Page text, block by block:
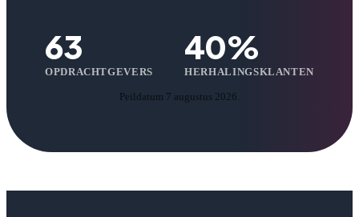
63
OPDRACHTGEVERS
40%
HERHALINGSKLANTEN
Peildatum 7 augustus 2026.